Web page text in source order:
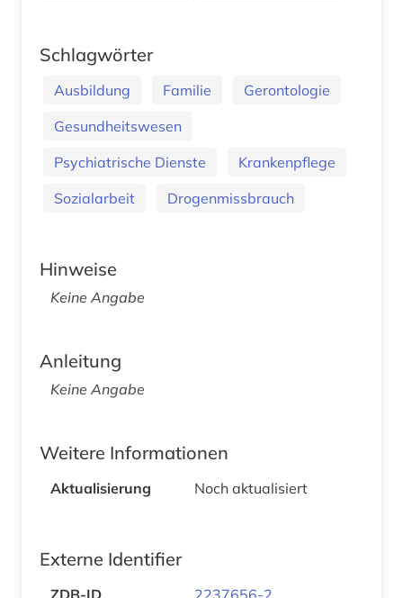
Schlagwörter
Ausbildung Familie
Gerontologie
Gesundheitswesen
Psychiatrische Dienste
Krankenpflege
Sozialarbeit
Drogenmissbrauch
Hinweise
Keine Angabe
Anleitung
Keine Angabe
Weitere Informationen
Aktualisierung Noch aktualisiert
Externe Identifier
ZDB-ID 2237656-2